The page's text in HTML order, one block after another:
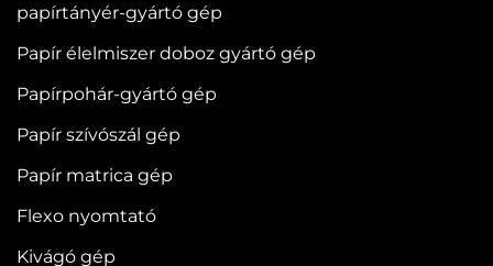
papírtányér-gyártó gép
Papír élelmiszer doboz gyártó gép
Papírpohár-gyártó gép
Papír szívószál gép
Papír matrica gép
Flexo nyomtató
Kivágó gép